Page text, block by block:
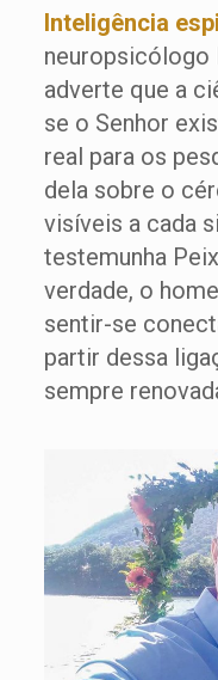
Inteligência
neuropsicólogo
adverte que a
se o Senhor
real para os
dela sobre o
visíveis a cada
testemunha
verdade, o
sentir-se
partir dessa
sempre